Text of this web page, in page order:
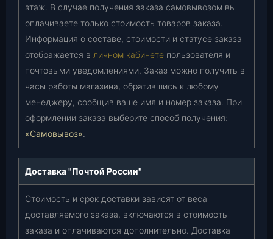
этаж. В случае получения заказа самовывозом вы
оплачиваете только стоимость товаров заказа.
Информация о составе, стоимости и статусе заказа
отображается в личном кабинете пользователя и
почтовыми уведомлениями. Заказ можно получить в
часы работы магазина, обратившись к любому
менеджеру, сообщив ваше имя и номер заказа. При
оформлении заказа выберите способ получения:
«Самовывоз».
Доставка "Почтой России"
Стоимость и срок доставки зависят от веса
доставляемого заказа, включаются в стоимость
заказа и оплачиваются дополнительно. Доставка